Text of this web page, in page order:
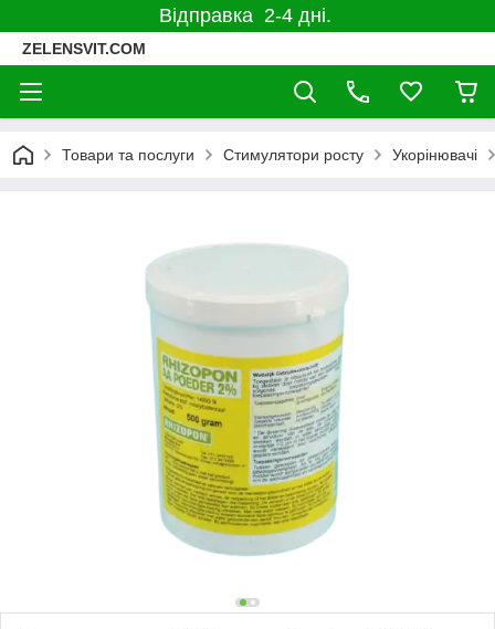
Відправка 2-4 дні.
ZELENSVIT.COM
Товари та послуги Стимулятори росту Укорінювачі